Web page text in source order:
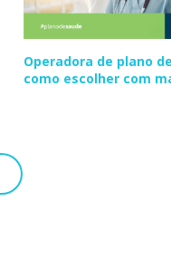
Operadora de plano
como escolher com